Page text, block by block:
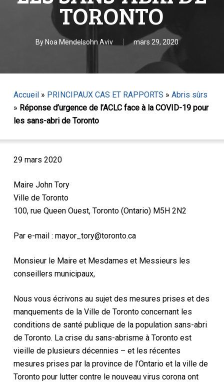
TORONTO
By Noa Mendelsohn Aviv mars 29, 2020
Accueil» PRINCIPAUX CAS ET RAPPORTS » Abris sûrs
» Réponse d’urgence de l’ACLC face à la COVID-19 pour
les sans-abri de Toronto
29 mars 2020
Maire John Tory
Ville de Toronto
100, rue Queen Ouest, Toronto (Ontario) M5H 2N2
Par e-mail : mayor_tory@toronto.ca
Monsieur le Maire et Mesdames et Messieurs les
conseillers municipaux,
Nous vous écrivons au sujet des mesures prises et des
manquements de la Ville de Toronto concernant les
conditions de santé publique de la population sans-abri
de Toronto. La crise du sans-abrisme à Toronto est
vieille de plusieurs décennies – et les récentes
mesures prises par la province de l’Ontario et la ville de
Toronto pour lutter contre le nouveau virus corona ont